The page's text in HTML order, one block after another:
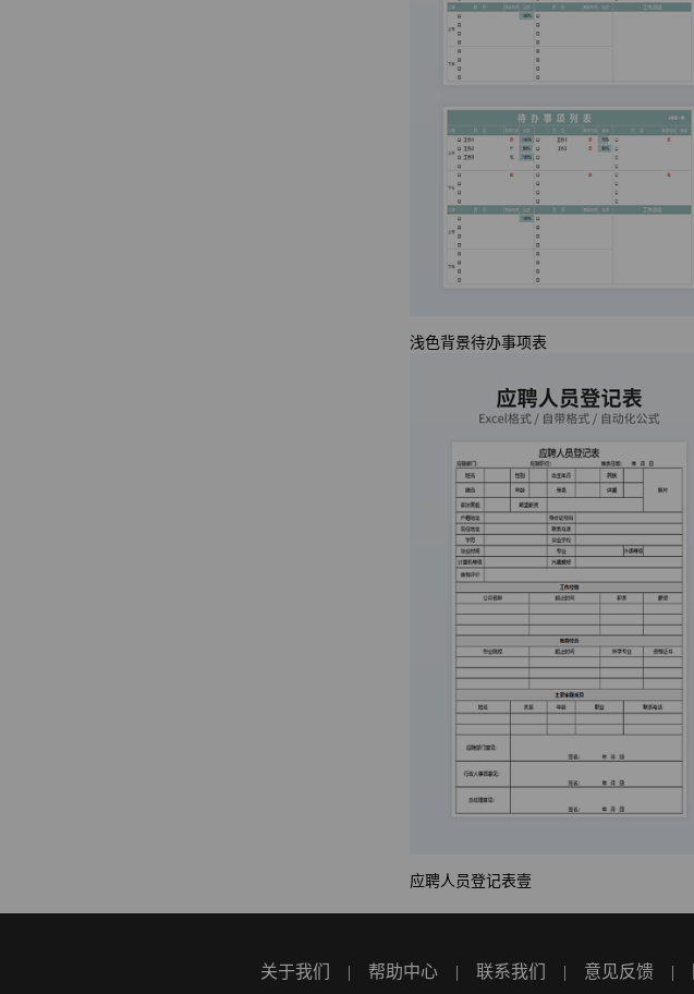
浅色背景待办事项表
应聘人员登记表壹
关于我们 | 帮助中心 | 联系我们 | 意见反馈 |